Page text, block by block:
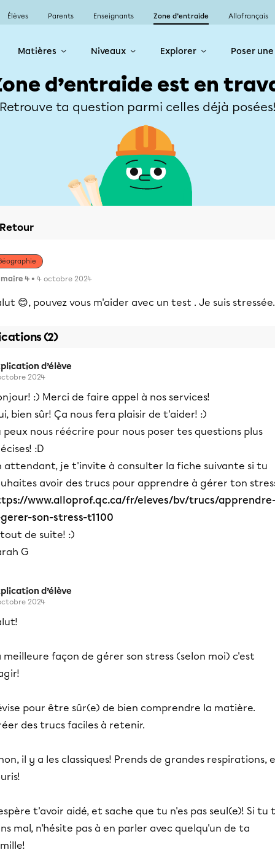
Élèves Parents Enseignants Zone d’entraide Allofrançais
Matières Niveaux Explorer Poser
d’entraide est en
ta question parmi celles déjà
Retour
4 • 4 octobre 2024
😊, pouvez vous m'aider avec un test . Je suis stressée.
(2)
d’élève
2024
:) Merci de faire appel à nos services!
bien sûr! Ça nous fera plaisir de t'aider! :)
peux nous réécrire pour nous poser tes questions plus
:D
attendant, je t'invite à consulter la fiche suivante si tu
avoir des trucs pour apprendre à gérer ton
www.alloprof.qc.ca/fr/eleves/bv/trucs/
son-stress-t1100
de suite! :)
G
d’élève
2024
meilleure façon de gérer son stress (selon moi) c'est
pour être sûr(e) de bien comprendre la matière.
des trucs faciles à retenir.
il y a les classiques! Prends de grandes respirations,
t'avoir aidé, et sache que tu n'es pas seul(e)! Si tu
mal, n'hésite pas à en parler avec quelqu'un de ta